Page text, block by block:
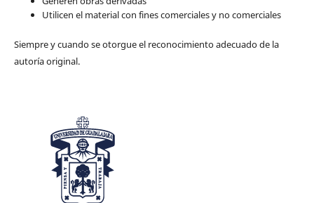
Utilicen el material con fines comerciales y no comerciales
Siempre y cuando se otorgue el reconocimiento adecuado de la
autoría original.